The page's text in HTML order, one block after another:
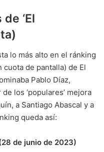
‘El
lo más alto en el ránking
de pantalla) de El
Pablo Díaz,
los ‘populares’ mejora
a Santiago Abascal y a
queda así:
de junio de 2023)